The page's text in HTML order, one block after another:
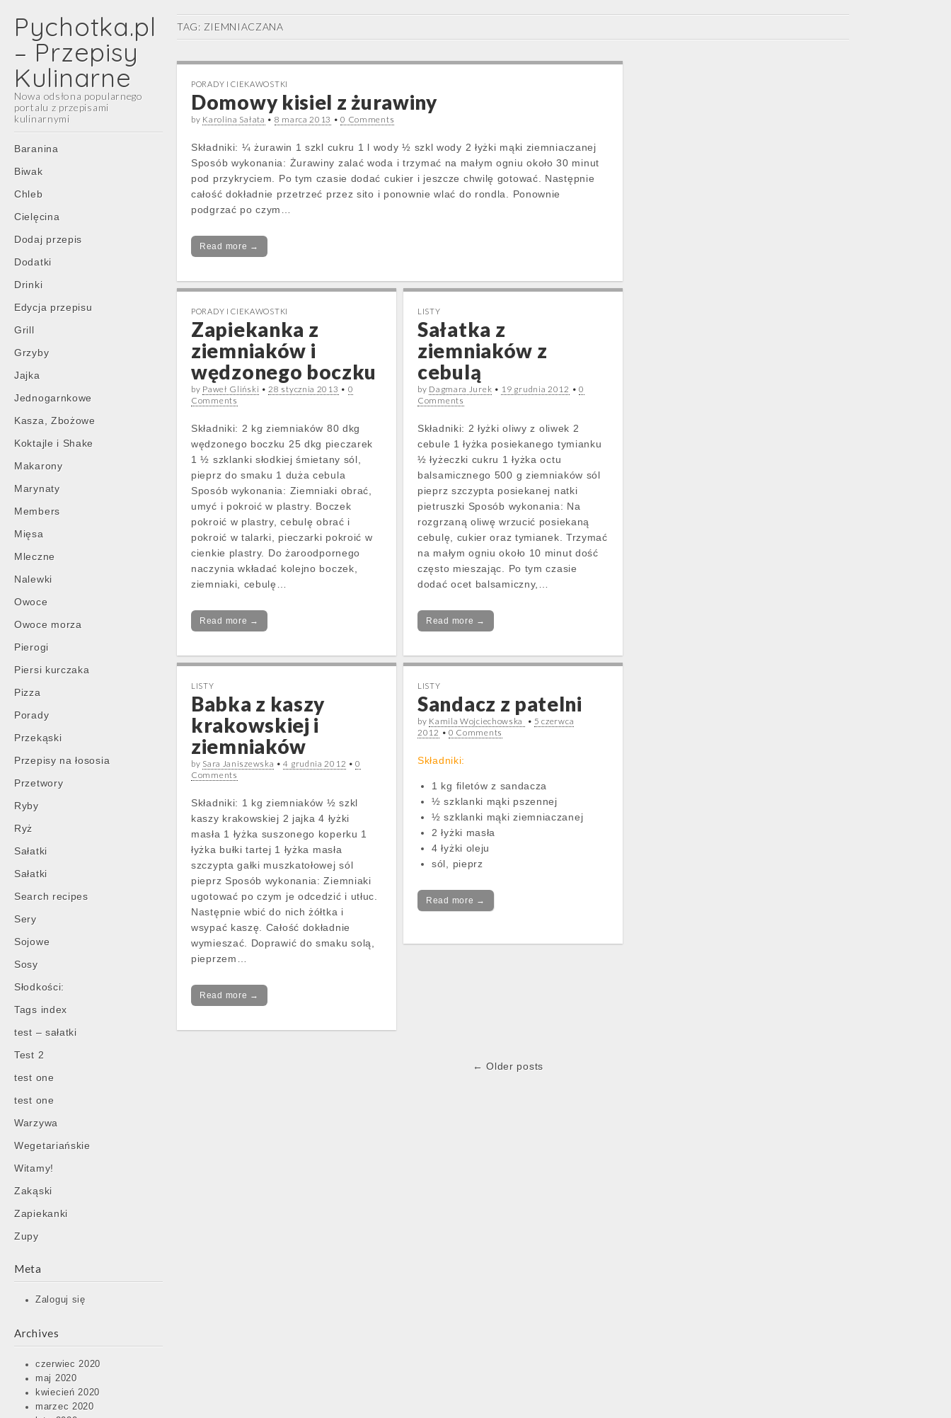
Pychotka.pl
– Przepisy
Kulinarne
Nowa odsłona popularnego
portalu z przepisami
kulinarnymi
Main
menu
Skip
content
Baranina
Biwak
Chleb
Cielęcina
Dodaj przepis
Dodatki
Drinki
Edycja przepisu
Grill
Grzyby
Jajka
Jednogarnkowe
Kasza, Zbożowe
Koktajle i Shake
Makarony
Marynaty
Members
Mięsa
Mleczne
Nalewki
Owoce
Owoce morza
Pierogi
Piersi kurczaka
Pizza
Porady
Przekąski
Przepisy na łososia
Przetwory
Ryby
Ryż
Sałatki
Sałatki
Search recipes
Sery
Sojowe
Sosy
Słodkości:
Tags index
test – sałatki
Test 2
test one
test one
Warzywa
Wegetariańskie
Witamy!
Zakąski
Zapiekanki
Zupy
Meta
Zaloguj się
Archives
czerwiec 2020
maj 2020
kwiecień 2020
marzec 2020
TAG: ZIEMNIACZANA
PORADY I CIEKAWOSTKI
Domowy kisiel z żurawiny
by Karolina Sałata • 8 marca 2013 •0 Comments
Składniki: ¼ żurawin 1 szkl cukru 1 l wody ½ szkl wody 2 łyżki mąki ziemniaczanej
Sposób wykonania: Żurawiny zalać woda i trzymać na małym ogniu około 30 minut
pod przykryciem. Po tym czasie dodać cukier i jeszcze chwilę gotować. Następnie
całość dokładnie przetrzeć przez sito i ponownie wlać do rondla. Ponownie
podgrzać po czym…
Read more →
PORADY I CIEKAWOSTKI
Zapiekanka z
ziemniaków i
wędzonego boczku
by Paweł Gliński •28 stycznia 2013 • 0
Comments
Składniki: 2 kg ziemniaków 80 dkg
wędzonego boczku 25 dkg pieczarek
1 ½ szklanki słodkiej śmietany sól,
pieprz do smaku 1 duża cebula
Sposób wykonania: Ziemniaki obrać,
umyć i pokroić w plastry. Boczek
pokroić w plastry, cebulę obrać i
pokroić w talarki, pieczarki pokroić w
cienkie plastry. Do żaroodpornego
naczynia wkładać kolejno boczek,
ziemniaki, cebulę…
Read more →
LISTY
Sałatka z
ziemniaków z
cebulą
by Dagmara Jurek • 19 grudnia 2012 • 0
Comments
Składniki: 2 łyżki oliwy z oliwek 2
cebule 1 łyżka posiekanego tymianku
½ łyżeczki cukru 1 łyżka octu
balsamicznego 500 g ziemniaków sól
pieprz szczypta posiekanej natki
pietruszki Sposób wykonania: Na
rozgrzaną oliwę wrzucić posiekaną
cebulę, cukier oraz tymianek. Trzymać
na małym ogniu około 10 minut dość
często mieszając. Po tym czasie
dodać ocet balsamiczny,…
Read more →
LISTY
Babka z kaszy
krakowskiej i
ziemniaków
by Sara Janiszewska •4 grudnia 2012 •0
Comments
Składniki: 1 kg ziemniaków ½ szkl
kaszy krakowskiej 2 jajka 4 łyżki
masła 1 łyżka suszonego koperku 1
łyżka bułki tartej 1 łyżka masła
szczypta gałki muszkatołowej sól
pieprz Sposób wykonania: Ziemniaki
ugotować po czym je odcedzić i utłuc.
Następnie wbić do nich żółtka i
wsypać kaszę. Całość dokładnie
wymieszać. Doprawić do smaku solą,
pieprzem…
Read more →
LISTY
Sandacz z patelni
by Kamila Wojciechowska • 5 czerwca
2012 • 0 Comments
Składniki:
1 kg filetów z sandacza
½ szklanki mąki pszennej
½ szklanki mąki ziemniaczanej
2 łyżki masła
4 łyżki oleju
sól, pieprz
Read more →
← Older posts